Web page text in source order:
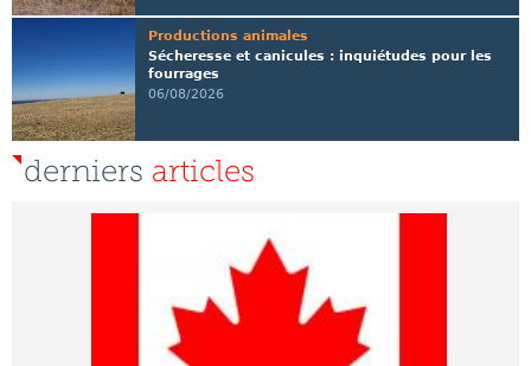
Productions animales
Sécheresse et canicules : inquiétudes pour les
fourrages
06/08/2026
derniers articles